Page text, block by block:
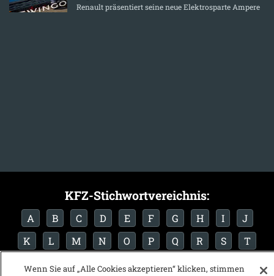
Renault präsentiert seine neue Elektrosparte Ampere
KFZ-Stichwortvereichnis:
A B C D E F G H I
J
K
L M N O P Q R S
T
U
V X Y
Wenn Sie auf „Alle Cookies akzeptieren“ klicken, stimmen